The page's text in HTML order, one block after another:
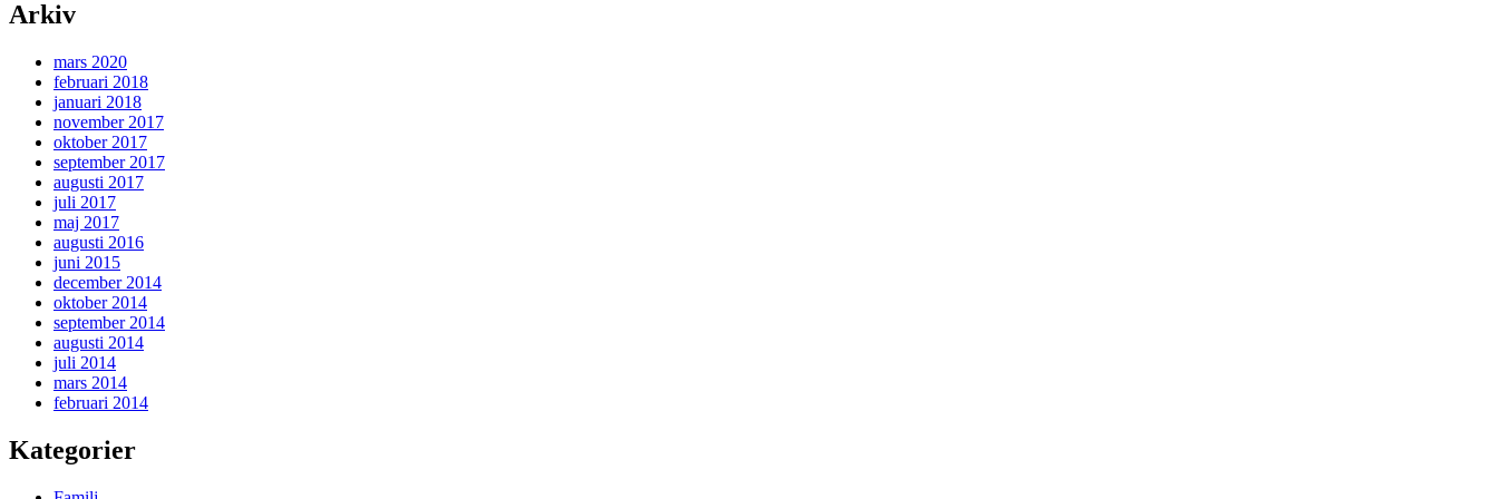
Arkiv
mars 2020
februari 2018
januari 2018
november 2017
oktober 2017
september 2017
augusti 2017
juli 2017
maj 2017
augusti 2016
juni 2015
december 2014
oktober 2014
september 2014
augusti 2014
juli 2014
mars 2014
februari 2014
Kategorier